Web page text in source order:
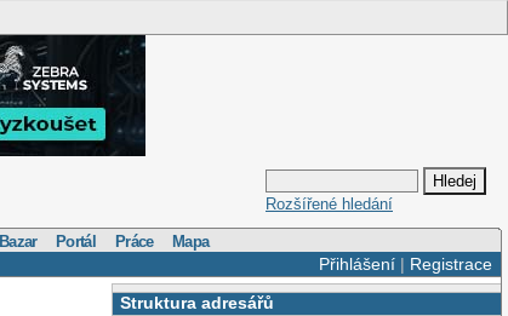
Rozšířené hledání
Bazar Portál Práce Mapa
Přihlášení| Registrace
Struktura adresářů